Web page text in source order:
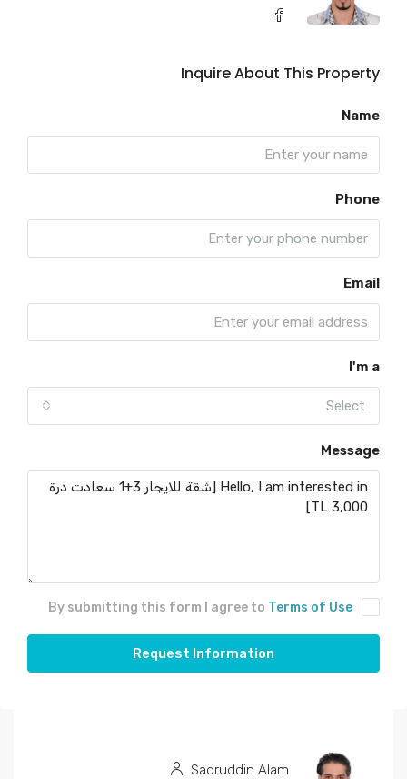
Inquire About This Property
Name
Phone
Email
I'm a
Select
Message
By submitting this form I agree to Terms of Use
Request Information
Sadruddin Alam